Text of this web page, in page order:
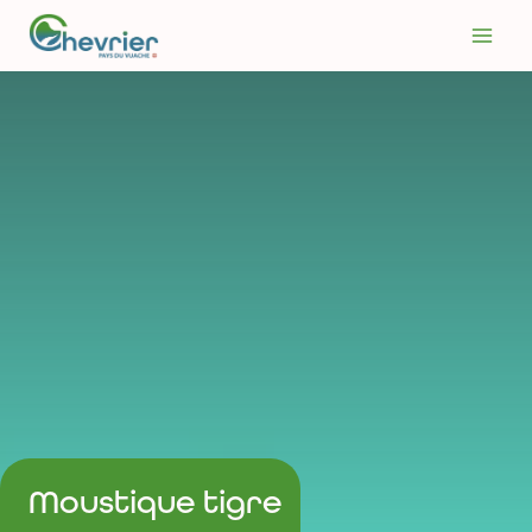
Aller
contenu
Moustique tigre